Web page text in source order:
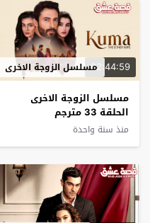
02:44:59مسلسل الزوجة الاخرى
مسلسل الزوجة الاخرى
الحلقة 33 مترجم
منذ سنة واحدة